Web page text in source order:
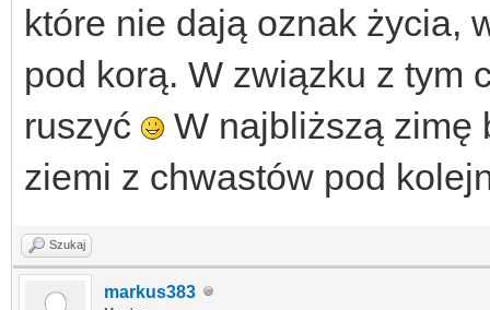
które nie dają oznak życia,
pod korą. W związku z tym
ruszyć
W najbliższą zimę
ziemi z chwastów pod
Szukaj
markus383